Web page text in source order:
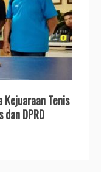
Kejuaraan Tenis
DPRD